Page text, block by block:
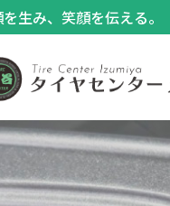
生み、笑顔を伝える。